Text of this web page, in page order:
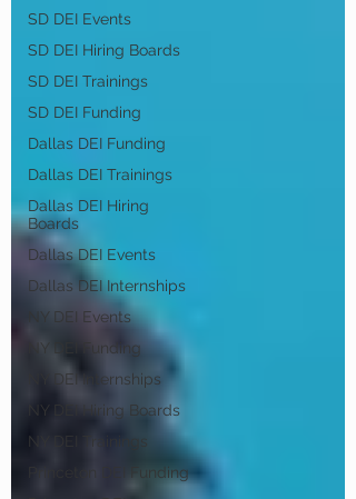
SD DEI Events
SD DEI Hiring Boards
SD DEI Trainings
SD DEI Funding
Dallas DEI Funding
Dallas DEI Trainings
Dallas DEI Hiring
Boards
Dallas DEI Events
Dallas DEI Internships
NY DEI Events
NY DEI Funding
NY DEI Internships
NY DEI Hiring Boards
NY DEI Trainings
Princeton DEI Funding